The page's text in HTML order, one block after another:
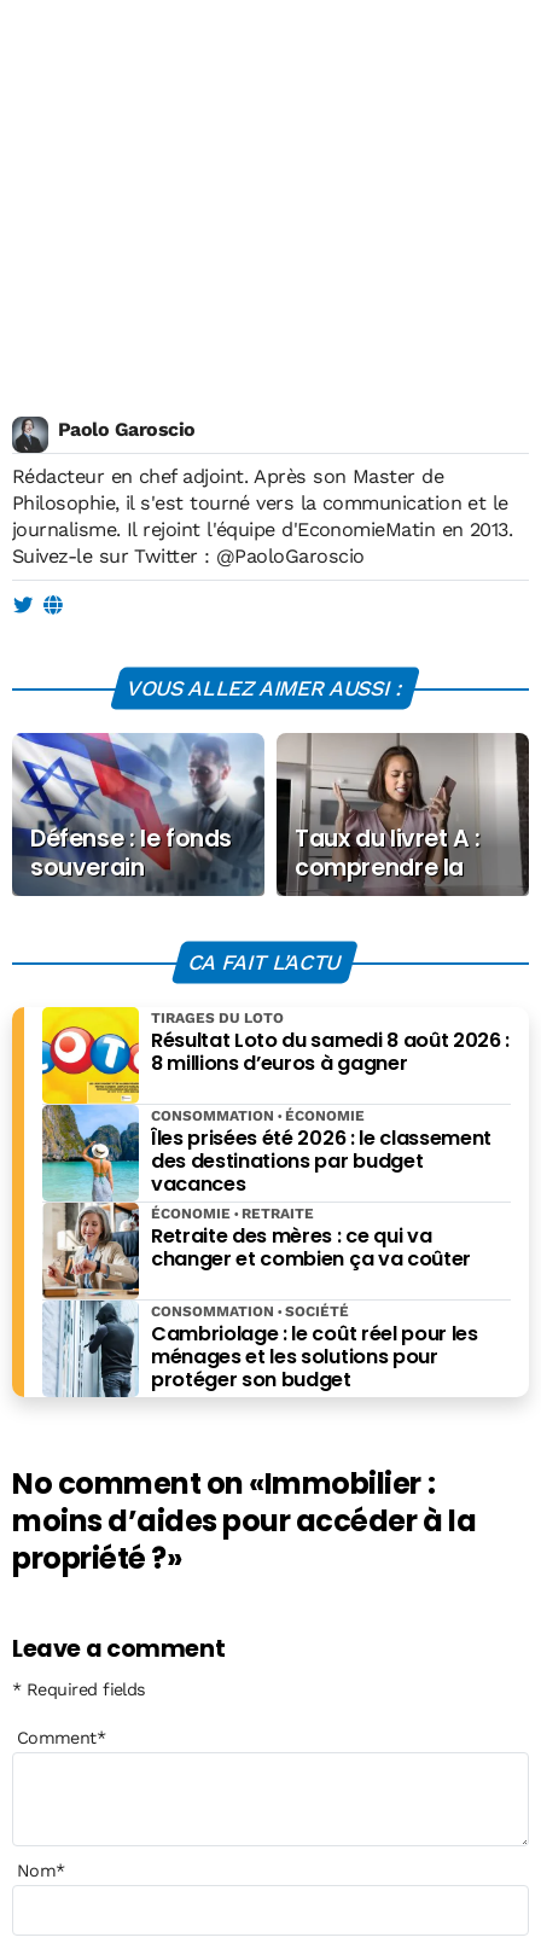
Paolo Garoscio
Rédacteur en chef adjoint. Après son Master de
Philosophie, il s'est tourné vers la communication et le
journalisme. Il rejoint l'équipe d'EconomieMatin en 2013.
Suivez-le sur Twitter : @PaoloGaroscio
VOUS ALLEZ AIMER AUSSI :
Défense : le fonds
souverain
norvégien se
d’Israël
Taux du livret A :
comprendre la
baisse à 1,5 % et
CA FAIT L'ACTU
Résultat Loto du samedi 8 août 2026 :
8 millions d’euros à gagner
TIRAGES DU LOTO
Îles prisées été 2026 : le classement
des destinations par budget
vacances
CONSOMMATION ÉCONOMIE
Retraite des mères : ce qui va
changer et combien ça va coûter
ÉCONOMIE RETRAITE
Cambriolage : le coût réel pour les
ménages et les solutions pour
protéger son budget
CONSOMMATION SOCIÉTÉ
No comment on«Immobilier :
moins d’aides pour accéder à la
propriété ?»
Leave a comment
* Required fields
Comment*
Nom*